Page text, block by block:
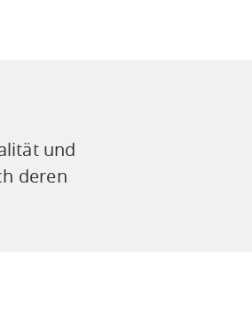
und
deren